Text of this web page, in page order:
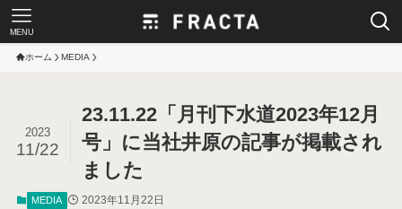
MENU
ホーム MEDIA
23.11.22「月刊下水道2023年12月
号」に当社井原の記事が掲載され
ました
2023
11/22
MEDIA 2023年11月22日